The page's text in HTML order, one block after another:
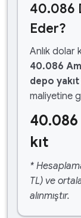
40.086
Eder?
Anlık dolar
40.086
depo yakıt
maliyetine
40.086
kıt
*
TL) ve
alınmıştır.